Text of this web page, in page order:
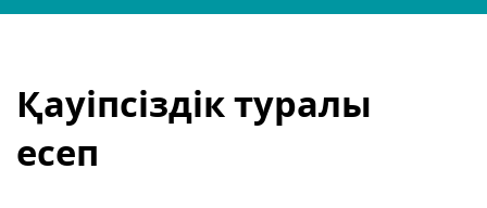
Қауіпсіздік туралы
есеп